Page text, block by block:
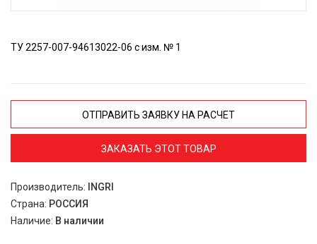
ТУ 2257-007-94613022-06 с изм. № 1
ОТПРАВИТЬ ЗАЯВКУ НА РАСЧЕТ
ЗАКАЗАТЬ ЭТОТ ТОВАР
Производитель:
INGRI
Страна: РОССИЯ
Наличие: В наличии